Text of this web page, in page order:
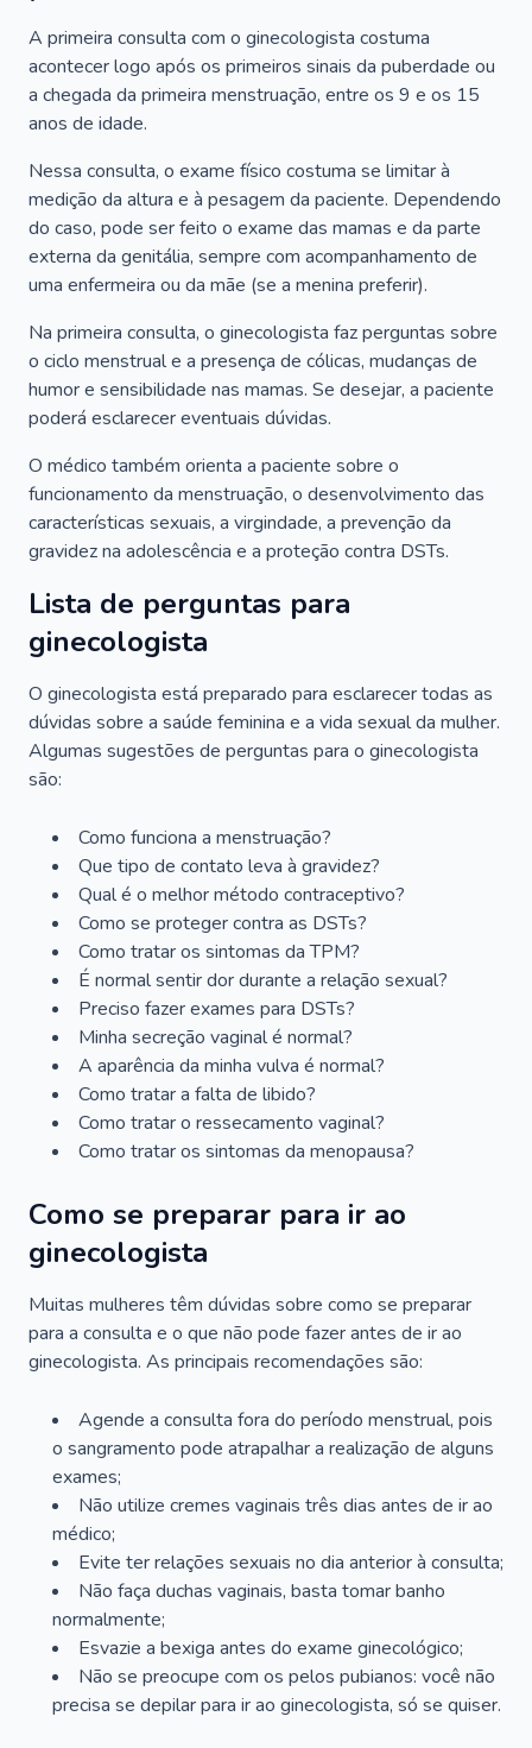
A primeira consulta com o ginecologista costuma
acontecer logo após os primeiros sinais da puberdade ou
a chegada da primeira menstruação, entre os 9 e os 15
anos de idade.
Nessa consulta, o exame físico costuma se limitar à
medição da altura e à pesagem da paciente. Dependendo
do caso, pode ser feito o exame das mamas e da parte
externa da genitália, sempre com acompanhamento de
uma enfermeira ou da mãe (se a menina preferir).
Na primeira consulta, o ginecologista faz perguntas sobre
o ciclo menstrual e a presença de cólicas, mudanças de
humor e sensibilidade nas mamas. Se desejar, a paciente
poderá esclarecer eventuais dúvidas.
O médico também orienta a paciente sobre o
funcionamento da menstruação, o desenvolvimento das
características sexuais, a virgindade, a prevenção da
gravidez na adolescência e a proteção contra DSTs.
Lista de perguntas para
ginecologista
O ginecologista está preparado para esclarecer todas as
dúvidas sobre a saúde feminina e a vida sexual da mulher.
Algumas sugestões de perguntas para o ginecologista
são:
Como funciona a menstruação?
Que tipo de contato leva à gravidez?
Qual é o melhor método contraceptivo?
Como se proteger contra as DSTs?
Como tratar os sintomas da TPM?
É normal sentir dor durante a relação sexual?
Preciso fazer exames para DSTs?
Minha secreção vaginal é normal?
A aparência da minha vulva é normal?
Como tratar a falta de libido?
Como tratar o ressecamento vaginal?
Como tratar os sintomas da menopausa?
Como se preparar para ir ao
ginecologista
Muitas mulheres têm dúvidas sobre como se preparar
para a consulta e o que não pode fazer antes de ir ao
ginecologista. As principais recomendações são:
Agende a consulta fora do período menstrual, pois
o sangramento pode atrapalhar a realização de alguns
exames;
Não utilize cremes vaginais três dias antes de ir ao
médico;
Evite ter relações sexuais no dia anterior à consulta;
Não faça duchas vaginais, basta tomar banho
normalmente;
Esvazie a bexiga antes do exame ginecológico;
Não se preocupe com os pelos pubianos: você não
precisa se depilar para ir ao ginecologista, só se quiser.